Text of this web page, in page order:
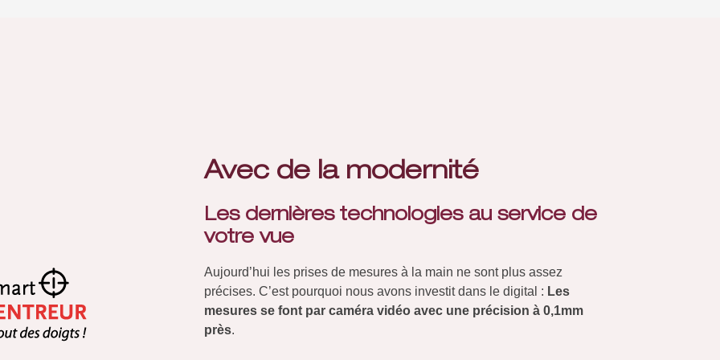
Avec de la modernité
Les dernières technologies au service de
votre vue
Aujourd’hui les prises de mesures à la main ne sont plus assez
précises. C’est pourquoi nous avons investit dans le digital : Les
mesures se font par caméra vidéo avec une précision à 0,1mm
près.